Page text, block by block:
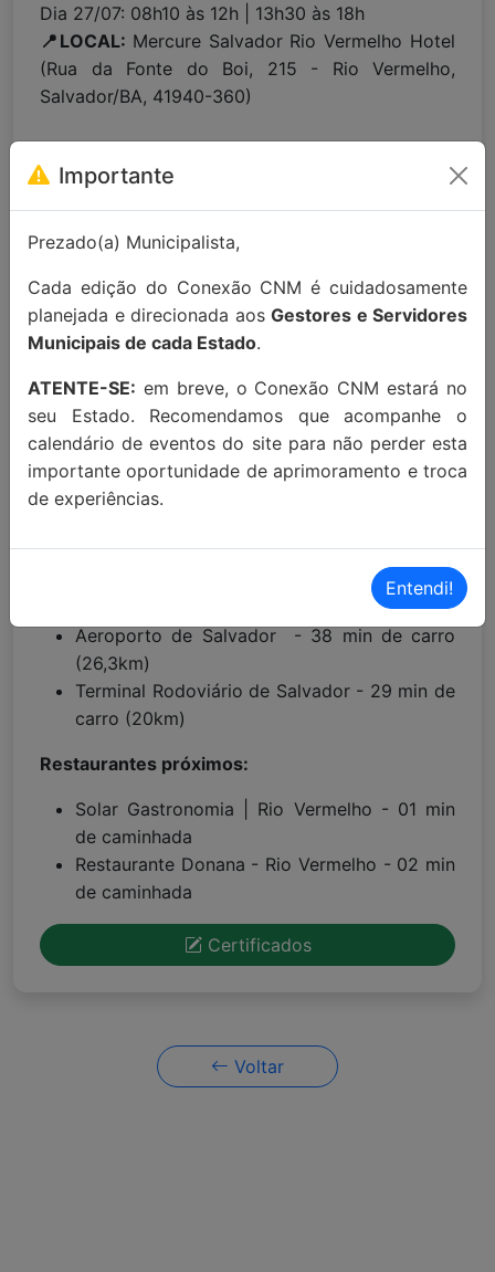
Dia 27/07: 08h10 às 12h | 13h30 às 18h
📍LOCAL: Mercure Salvador Rio Vermelho Hotel
(Rua da Fonte do Boi, 215 - Rio Vermelho,
Salvador/BA, 41940-360)
Para maiores informações entre em
MAIORES INFORMAÇÕES:
Localização Maps: Clique aqui!
Aeroporto de Salvador - 38 min de carro
(26,3km)
Terminal Rodoviário de Salvador - 29 min de
carro (20km)
Restaurantes próximos:
Solar Gastronomia | Rio Vermelho - 01 min
de caminhada
Restaurante Donana - Rio Vermelho - 02 min
de caminhada
Certificados
Voltar
Importante
Prezado(a) Municipalista,
Cada edição do Conexão CNM é cuidadosamente
planejada e direcionada aos Gestores e Servidores
Municipais de cada Estado.
ATENTE-SE: em breve, o Conexão CNM estará no
seu Estado. Recomendamos que acompanhe o
calendário de eventos do site para não perder esta
importante oportunidade de aprimoramento e troca
de experiências.
Entendi!